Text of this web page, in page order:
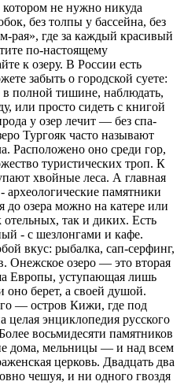
не нужно никуда
без толпы у бассейна, без
рая», где за каждый красивый
по-настоящему
к озеру. В России есть
забыть о городской суете:
полной тишине, наблюдать,
или просто сидеть с книгой
у озер лечит — без спа-
Тургояк часто называют
Расположено оно среди гор,
туристических троп. К
хвойные леса. А главная
археологические памятники
до озера можно на катере или
так и диких. Есть
- с шезлонгами и кафе.
вкус: рыбалка, сап-серфинг,
Онежское озеро — это вторая
Европы, уступающая лишь
оно берет, а своей душой.
— остров Кижи, где под
целая энциклопедия русского
восьмидесяти памятников
дома, мельницы — и над всем
церковь. Двадцать два
чешуя, и ни одного гвоздя